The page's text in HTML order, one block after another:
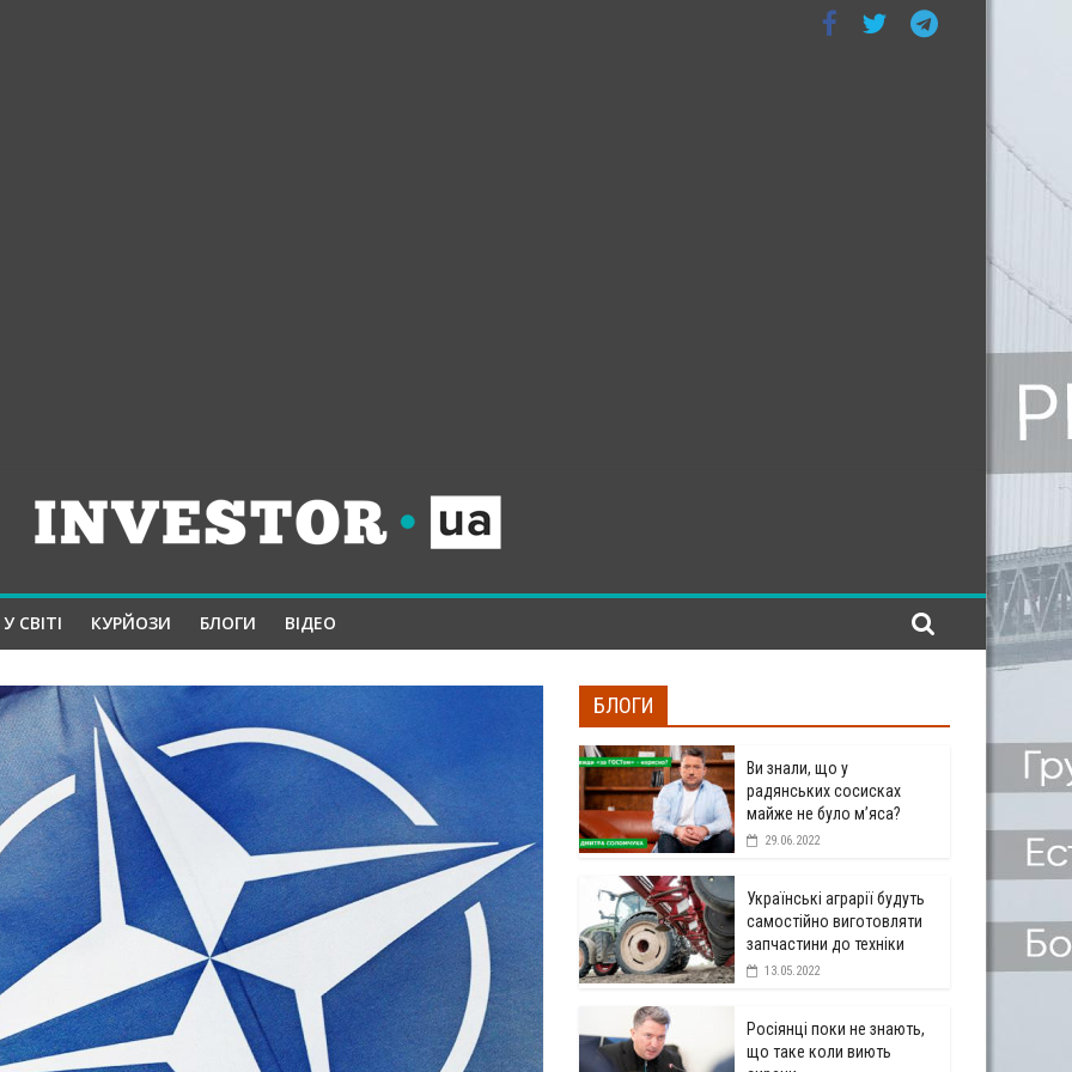
У СВІТІ КУРЙОЗИ БЛОГИ ВІДЕО
БЛОГИ
Ви знали, що у
радянських сосисках
майже не було м’яса?
29.06.2022
Українські аграрії будуть
самостійно виготовляти
запчастини до техніки
13.05.2022
Росіянці поки не знають,
що таке коли виють